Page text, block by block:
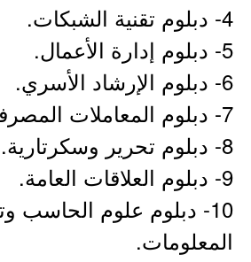
4- دبلوم تقنية الشبكات.
5- دبلوم إدارة الأعمال.
6- دبلوم الإرشاد الأسري.
7- دبلوم المعاملات المصرفية.
8- دبلوم تحرير وسكرتارية.
9- دبلوم العلاقات العامة.
10- دبلوم علوم الحاسب
المعلومات.